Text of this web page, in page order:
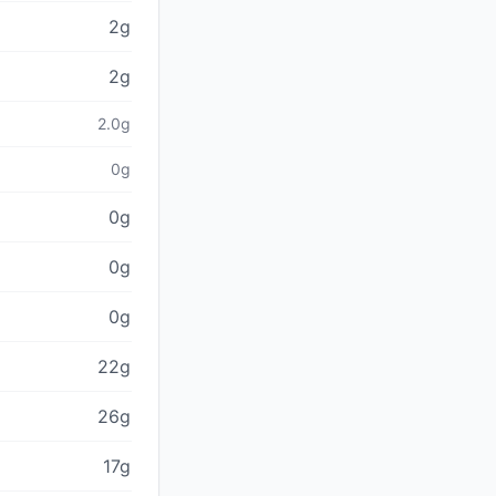
2g
2g
2.0g
0g
0g
0g
0g
22g
26g
17g